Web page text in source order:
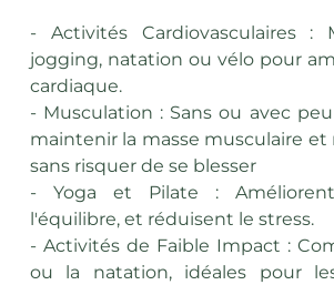
- Activités Cardiovasculaires :
jogging, natation ou vélo pour
cardiaque.
- Musculation : Sans ou avec
maintenir la masse musculaire et
sans risquer de se blesser
- Yoga et Pilate :
l'équilibre, et réduisent le stress.
- Activités de Faible Impact :
ou la natation, idéales pour